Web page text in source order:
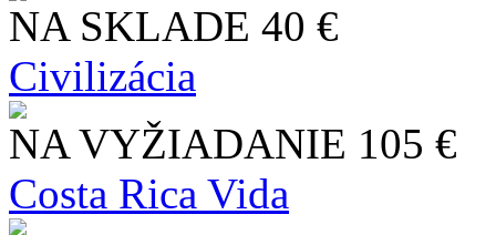
NA SKLADE 40 €
Civilizácia
NA VYŽIADANIE 105 €
Costa Rica Vida